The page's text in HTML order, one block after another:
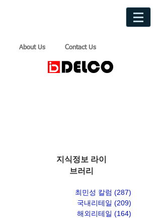
About Us Contact Us
지식정보 라이
브러리
최민성 칼럼 (287)
국내리테일 (209)
해외리테일 (164)